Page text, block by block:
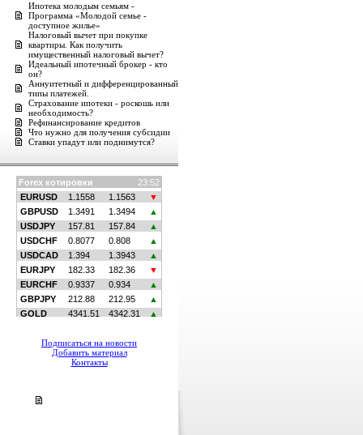
Ипотека молодым семьям -
Программа «Молодой семье -
доступное жилье»
Налоговый вычет при покупке
квартиры. Как получить
имущественный налоговый вычет?
Идеальный ипотечный брокер - кто
он?
Аннуитетный и дифференцированный
типы платежей.
Страхование ипотеки - роскошь или
необходимость?
Рефинансирование кредитов
Что нужно для получения субсидии
Ставки упадут или поднимутся?
Подписаться на новости
Добавить материал
Контакты